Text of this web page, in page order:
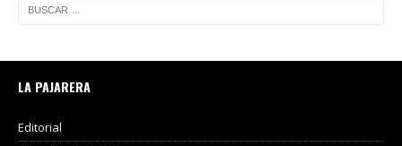
LA PAJARERA
Editorial